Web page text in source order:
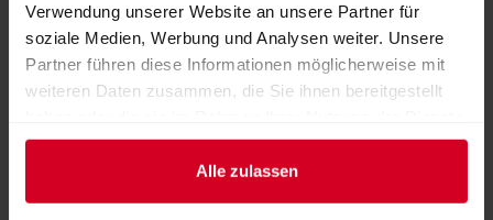
Verwendung unserer Website an unsere Partner für
soziale Medien, Werbung und Analysen weiter. Unsere
Partner führen diese Informationen möglicherweise mit
weiteren Daten zusammen, die Sie ihnen bereitgestellt
gesammelt haben.
Alle zulassen
Joghurt Dressing